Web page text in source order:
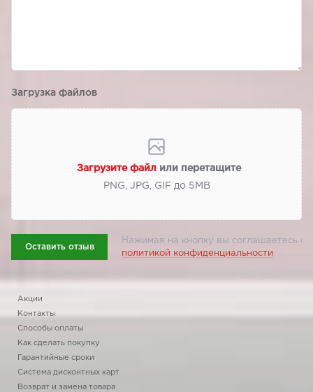
Загрузка файлов
Загрузите файл или перетащите
PNG, JPG, GIF до 5МВ
Оставить отзыв
Нажимая на кнопку вы соглашаетесь с
политикой конфиденциальности
Акции
Контакты
Способы оплаты
Как сделать покупку
Гарантийные сроки
Система дисконтных карт
Возврат и замена товара